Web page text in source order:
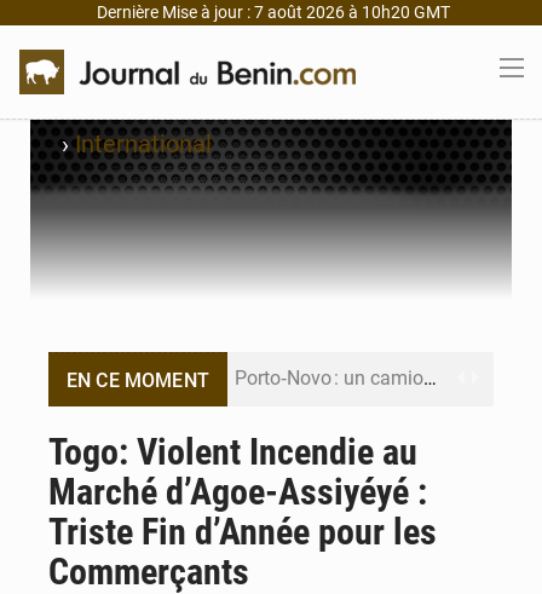
Dernière Mise à jour : 7 août 2026 à 10h20 GMT
›International
EN CE MOMENT Porto‑Novo : un camion de produits pétroliers embrase Avakpa
Bénin : Djogbénou inspecte le chantier du siège de l’Assemblée
Bénin et Canada scellent un partenariat inédit
Togo: Violent Incendie au
Marché d’Agoe-Assiyéyé :
Triste Fin d’Année pour les
Commerçants